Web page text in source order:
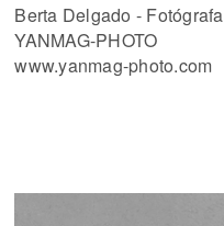
Berta Delgado - Fotógrafa
YANMAG-PHOTO
www.yanmag-photo.com